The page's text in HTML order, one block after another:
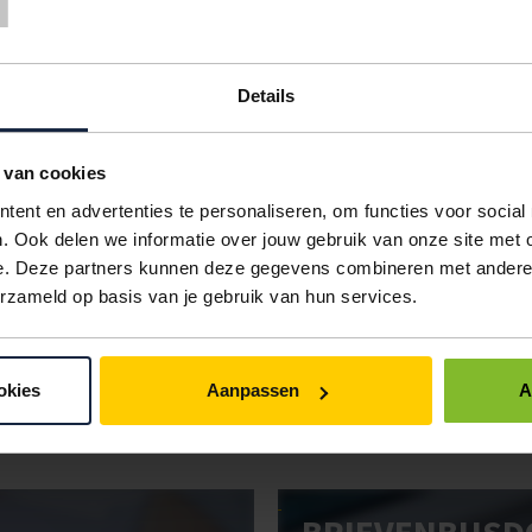
Details
cookies
en advertenties te personaliseren, om functies voor social
Ook delen we informatie over jouw gebruik van onze site met
Deze partners kunnen deze gegevens combineren met
op basis van je gebruik van hun services.
Aanpassen
VERPAKKING
wit 500 stuks €92,05 €89,42
wit 250 stuks €181,13
IN BESTELLING
Gebruik bestel- en offertelijsten om eenvoudig en snel producten
administratie!